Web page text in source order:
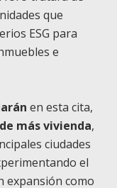
que
ESG para
e
en esta cita,
más vivienda,
ciudades
el
expansión como